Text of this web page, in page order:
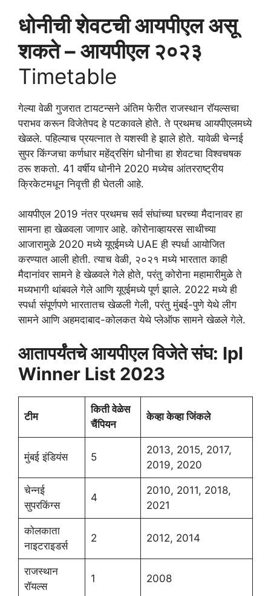
धोनीची शेवटची आयपीएल असू
शकते – आयपीएल २०२३
Timetable
गेल्या वेळी गुजरात टायटन्सने अंतिम फेरीत राजस्थान रॉयल्सचा
पराभव करून विजेतेपद हे पटकावले होते. ते प्रथमच आयपीएलमध्ये
खेळले. पहिल्याच प्रयत्नात ते यशस्वी हे झाले होते. यावेळी चेन्नई
सुपर किंग्जचा कर्णधार महेंद्रसिंग धोनीचा हा शेवटचा विश्वचषक
ठरू शकतो. 41 वर्षीय धोनीने 2020 मध्येच आंतरराष्ट्रीय
क्रिकेटमधून निवृत्ती ही घेतली आहे.
आयपीएल 2019 नंतर प्रथमच सर्व संघांच्या घरच्या मैदानावर हा
सामना हा खेळवला जाणार आहे. कोरोनाव्हायरस साथीच्या
आजारामुळे 2020 मध्ये यूएईमध्ये UAE ही स्पर्धा आयोजित
करण्यात आली होती. त्याच वेळी, २०२१ मध्ये भारतात काही
मैदानांवर सामने हे खेळवले गेले होते, परंतु कोरोना महामारीमुळे ते
मध्यभागी थांबवले गेले आणि यूएईमध्ये पूर्ण झाले. 2022 मध्ये ही
स्पर्धा संपूर्णपणे भारतातच खेळली गेली, परंतु मुंबई-पुणे येथे लीग
सामने आणि अहमदाबाद-कोलकत येथे प्लेऑफ सामने खेळले गेले.
आतापर्यंतचे आयपीएल विजेते संघ: Ipl
Winner List 2023
टीम
किती वेळेस
चैंपियन
केव्हा केव्हा जिंकले
मुंबई इंडियंस 5
2013, 2015, 2017,
2019, 2020
चेन्नई
सुपरकिंग्स
4
2010, 2011, 2018,
2021
कोलकाता
नाइटराइडर्स
2 2012, 2014
राजस्थान
रॉयल्स
1 2008